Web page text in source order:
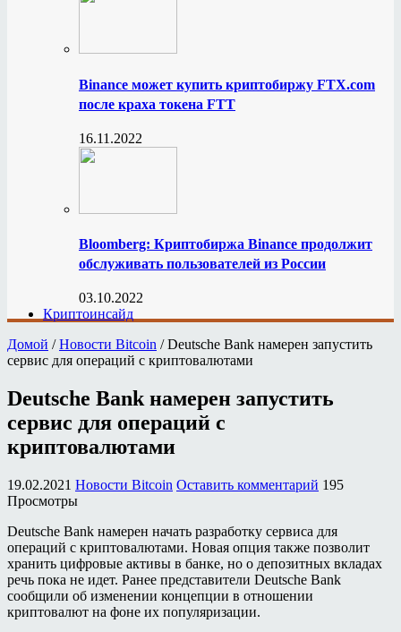
Binance может купить криптобиржу FTX.com
после краха токена FTT
16.11.2022
Bloomberg: Криптобиржа Binance продолжит
обслуживать пользователей из России
03.10.2022
Криптоинсайд
Домой / Новости Bitcoin / Deutsche Bank намерен запустить
сервис для операций с криптовалютами
Deutsche Bank намерен запустить
сервис для операций с
криптовалютами
19.02.2021 Новости Bitcoin Оставить комментарий 195
Просмотры
Deutsche Bank намерен начать разработку сервиса для
операций с криптовалютами. Новая опция также позволит
хранить цифровые активы в банке, но о депозитных вкладах
речь пока не идет. Ранее представители Deutsche Bank
сообщили об изменении концепции в отношении
криптовалют на фоне их популяризации.